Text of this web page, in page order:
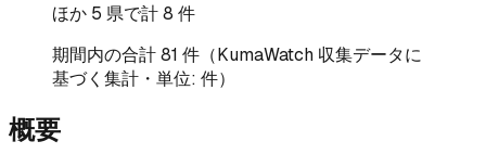
ほか 5 県で計8 件
期間内の合計81 件（KumaWatch 収集データに
基づく集計・単位: 件）
概要